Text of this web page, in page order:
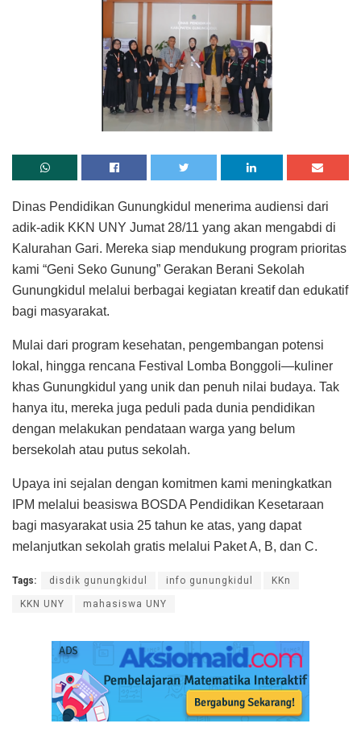
Dinas Pendidikan Gunungkidul menerima audiensi dari
adik-adik KKN UNY Jumat 28/11 yang akan mengabdi di
Kalurahan Gari. Mereka siap mendukung program prioritas
kami “Geni Seko Gunung” Gerakan Berani Sekolah
Gunungkidul melalui berbagai kegiatan kreatif dan edukatif
bagi masyarakat.
Mulai dari program kesehatan, pengembangan potensi
lokal, hingga rencana Festival Lomba Bonggoli—kuliner
khas Gunungkidul yang unik dan penuh nilai budaya. Tak
hanya itu, mereka juga peduli pada dunia pendidikan
dengan melakukan pendataan warga yang belum
bersekolah atau putus sekolah.
Upaya ini sejalan dengan komitmen kami meningkatkan
IPM melalui beasiswa BOSDA Pendidikan Kesetaraan
bagi masyarakat usia 25 tahun ke atas, yang dapat
melanjutkan sekolah gratis melalui Paket A, B, dan C.
Tags: disdik gunungkidul info gunungkidul KKn
KKN UNY mahasiswa UNY